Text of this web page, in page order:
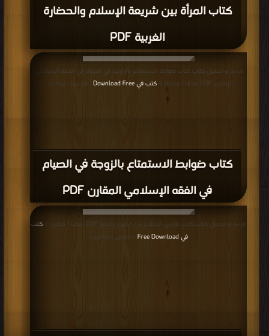
كتاب المرأة بين شريعة الإسلام والحضارة
الغربية PDF
كتاب ضوابط الاستمتاع بالزوجة في الصيام
في الفقه الإسلامي المقارن PDF
قراءة و تحميل كتاب كتاب ضوابط الاستمتاع بالزوجة في الصيام في الفقه الإسلامي
المقارن PDF مجانا | مكتبة >
كتب في Download Free | التحميل : مرة/مرات
قراءة و تحميل كتاب كتاب فارس الأحلام بين الدين والدنيا PDF مجانا | مكتبة >
كتب
في Free Download
| التحميل : مرة/مرات